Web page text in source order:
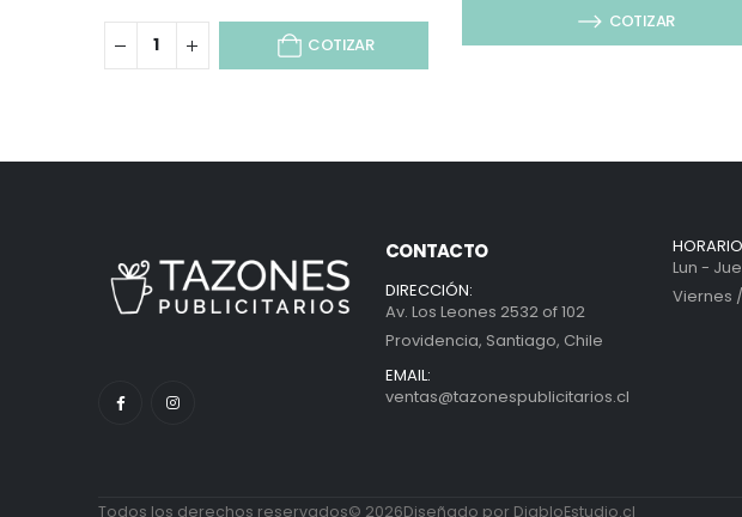
COTIZAR
COTIZAR
CONTACTO
DIRECCIÓN:
Av. Los Leones 2532 of 102
Providencia, Santiago, Chile
EMAIL:
ventas@tazonespublicitarios.cl
Lun -
Viernes
Todos los derechos reservados© 2026Diseñado por DiabloEstudio.cl